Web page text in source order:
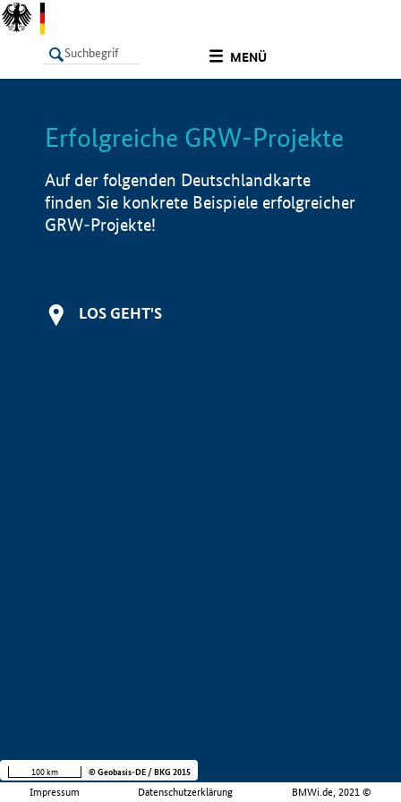
MENÜ
LISTE Info
Erfolgreiche GRW-Projekte
Auf der folgenden Deutschlandkarte
finden Sie konkrete Beispiele erfolgreicher
GRW-Projekte!
LOS GEHT'S
Impressum Datenschutzerklärung BMWi.de, 2021 ©
100 km © Geobasis-DE / BKG 2015